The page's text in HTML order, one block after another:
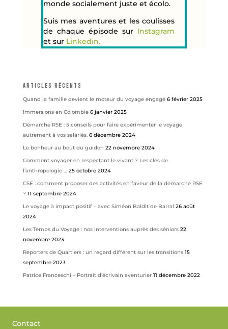
monde socialement juste et écolo.
Suis mes aventures et les coulisses
de chaque épisode sur Instagram
et sur Linkedin.
Articles récents
Quand la famille devient le moteur du voyage engagé 6 février 2025
Immersions en Colombie 6 janvier 2025
Démarche RSE : 5 conseils pour faire expérimenter le voyage
autrement à vos salariés. 6 décembre 2024
Le bonheur au bout du guidon 22 novembre 2024
Comment voyager en respectant le vivant ? Les clés de
l’anthropologie … 25 octobre 2024
CSE : comment proposer des activités en faveur de la démarche RSE
? 11 septembre 2024
Le voyage à impact positif – avec Siméon Baldit de Barral 26 août
2024
Les Temps du Voyage : nos interventions auprès des séniors 22
novembre 2023
Reporters de Quartiers : un regard différent sur les transitions 15
septembre 2023
Patrice Franceschi – Portrait d’écrivain aventurier 11 décembre 2022
Contact